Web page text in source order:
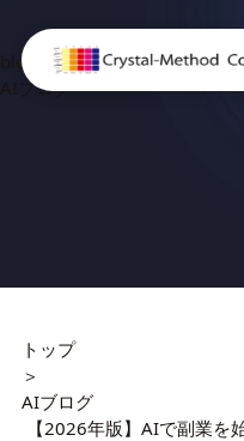
blog
AIブログ
トップ
＞
AIブログ
【2026年版】AIで副業を